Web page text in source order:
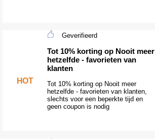
HOT
Geverifieerd
Tot 10% korting op Nooit meer
hetzelfde - favorieten van
klanten
Tot 10% korting op Nooit meer
hetzelfde - favorieten van klanten,
slechts voor een beperkte tijd en
geen coupon is nodig